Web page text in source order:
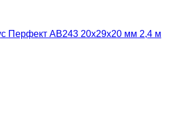
Перфект AB243 20х29х20 мм 2,4 м